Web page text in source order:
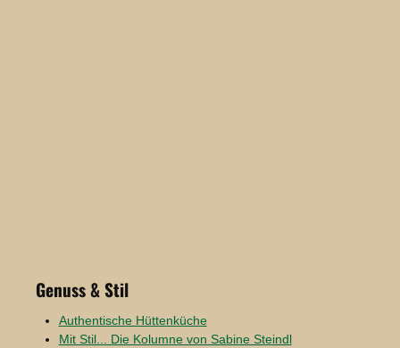
Genuss & Stil
Authentische Hüttenküche
Mit Stil... Die Kolumne von Sabine Steindl